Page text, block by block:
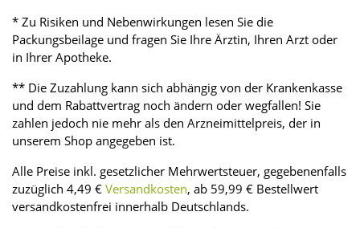
* Zu Risiken und Nebenwirkungen lesen Sie die
Packungsbeilage und fragen Sie Ihre Ärztin, Ihren Arzt oder
in Ihrer Apotheke.
** Die Zuzahlung kann sich abhängig von der Krankenkasse
und dem Rabattvertrag noch ändern oder wegfallen! Sie
zahlen jedoch nie mehr als den Arzneimittelpreis, der in
unserem Shop angegeben ist.
Alle Preise inkl. gesetzlicher Mehrwertsteuer, gegebenenfalls
zuzüglich 4,49 € Versandkosten, ab 59,99 € Bestellwert
versandkostenfrei innerhalb Deutschlands.